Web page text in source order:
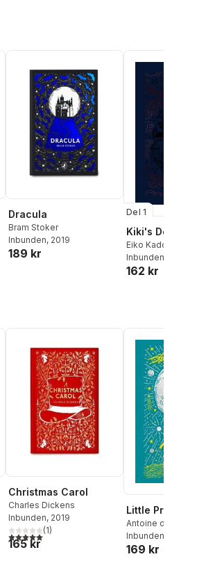
röster:
Dracula
Bram Stoker
Inbunden, 2019
189 kr
Del 1
Kiki's
Eiko Kadono
Inbunden
162 kr
Christmas Carol
Charles Dickens
Inbunden, 2019
5,0utav 5 stjärnor. Totalt antal röster:
(1)
165 kr
Little Prince
Antoine de
Inbunden
169 kr